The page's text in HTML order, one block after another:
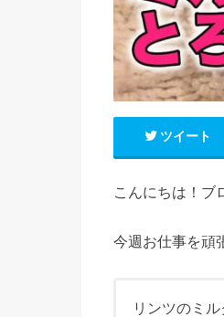
ツイート
こんにちは！ブ
今週お仕事を頑
リンツのミ